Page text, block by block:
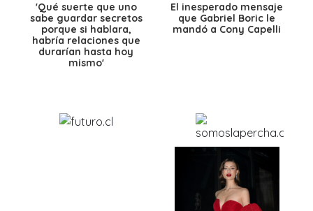
'Qué suerte que uno
sabe guardar secretos
porque si hablara,
habría relaciones que
durarían hasta hoy
mismo'
El inesperado mensaje
que Gabriel Boric le
mandó a Cony Capelli